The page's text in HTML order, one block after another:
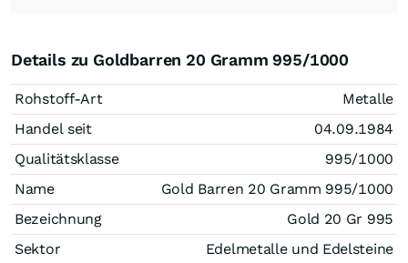
Details zu Goldbarren 20 Gramm 995/1000
Rohstoff-Art
Metalle
Handel seit
04.09.1984
Qualitätsklasse
995/1000
Name
Gold Barren 20 Gramm 995/1000
Bezeichnung
Gold 20 Gr 995
Sektor
Edelmetalle und Edelsteine